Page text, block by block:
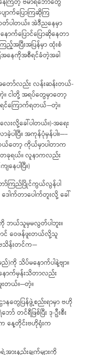
ကြတဲ့ ဗမာရဲဘော်တွေ
က်ပြောကြဆိုကြ
တ်ပါတယ်။ အဲဒီညနေမှာ
ာက်ပြောင်ပြောဆိုနေတာ
ည့်အပြီးအပြန်မှာ ထုံးစံ
နေကိုအစီရင်ခံတဲ့အခါ
တော်လည်း လန်းဆန်းတယ်-
ငါတို့ အရပ်တွေမှာတော့
င်ကြောက်ရတယ်—တဲ့။
းလို့ခေါ်ပါတယ်။)-အရေး
ပါပြီ။ အကုန်ပုံမှန်ပါ။—–
တော့ ကိုယ်မှာပါတာက
တခုရယ်။ လူနာကလည်း
ေပါပြီ။)
ာ်ကြည်ပြိုင်ကွယ်လွန်ပါ
ါက်တာပေါက်တူးလို့ ခေါ်
ကို ဘယ်သူမှမလွတ်ပါဘူး။
င် ဝေဖန်ဖူးတယ်လို့သူ
ဗသိန်းတင်က—
ကို သိပ်မနောက်ပါနဲ့ဗျာ။
ောက်မှန်းသိတာလည်း
းတယ်။—တဲ့။
တွေပြန်ဖွဲ့စည်းရာမှာ ဗဟို
ာ် တင်ရီဖြစ်ပြီး ဒု-ဦးစီး
နေ့တိုင်းဗဟိုရုံးက
းနည်းချက်များကို